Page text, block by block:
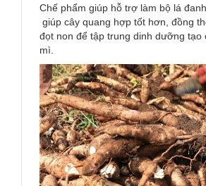
Chế phẩm giúp hỗ trợ làm bộ lá
giúp cây quang hợp tốt hơn, đồng
đọt non để tập trung dinh dưỡng tạo
mì.